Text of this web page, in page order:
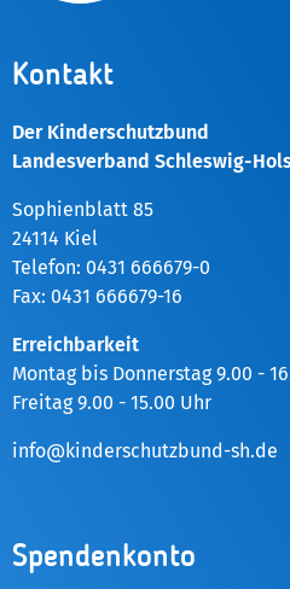
Kontakt
Der Kinderschutzbund
Landesverband Schleswig-
Sophienblatt 85
24114 Kiel
Telefon: 0431 666679-0
Fax: 0431 666679-16
Erreichbarkeit
Montag bis Donnerstag 9.00 -
Freitag 9.00 - 15.00 Uhr
info@kinderschutzbund-sh.de
Spendenkonto